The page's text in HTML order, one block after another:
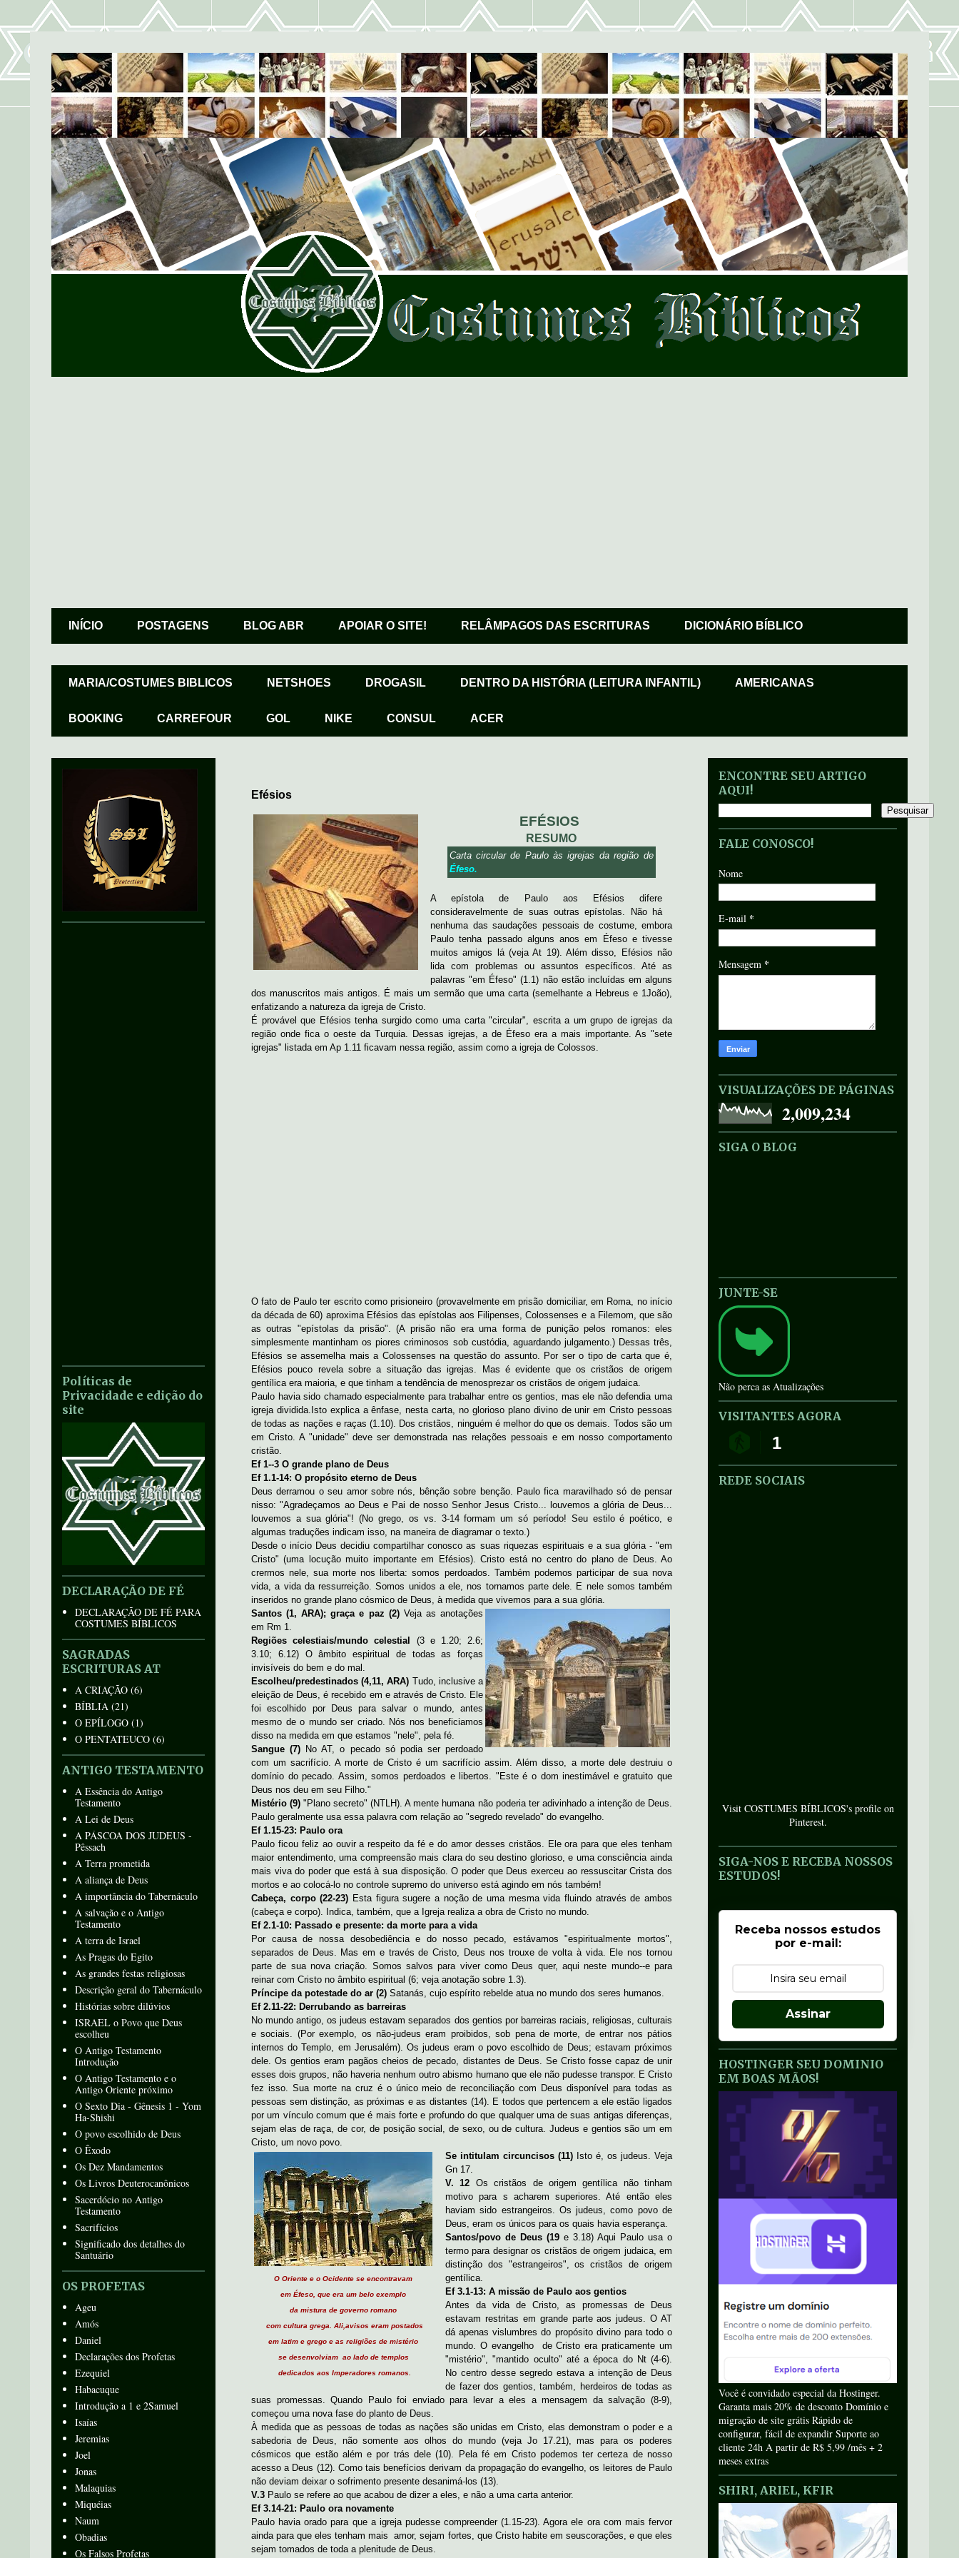
INÍCIO POSTAGENS BLOG ABR APOIAR O SITE! RELÂMPAGOS DAS ESCRITURAS DICIONÁRIO BÍBLICO
MARIA/COSTUMES BIBLICOS NETSHOES DROGASIL DENTRO DA HISTÓRIA (LEITURA INFANTIL) AMERICANAS
BOOKING CARREFOUR GOL NIKE CONSUL ACER
Efésios
EFÉSIOS
RESUMO
Carta circular de Paulo às igrejas da região de
Éfeso.
A epístola de Paulo aos Efésios difere
consideravelmente de suas outras epístolas. Não há
nenhuma das saudações pessoais de costume, embora
Paulo tenha passado alguns anos em Éfeso e tivesse
muitos amigos lá (veja At 19). Além disso, Efésios não
lida com problemas ou assuntos específicos. Até as
palavras "em Éfeso" (1.1) não estão incluídas em alguns
dos manuscritos mais antigos. É mais um sermão que uma carta (semelhante a Hebreus e 1João),
enfatizando a natureza da igreja de Cristo.
É provável que Efésios tenha surgido como uma carta "circular", escrita a um grupo de igrejas da
região onde fica o oeste da Turquia. Dessas igrejas, a de Éfeso era a mais importante. As "sete
igrejas" listada em Ap 1.11 ficavam nessa região, assim como a igreja de Colossos.
O fato de Paulo ter escrito como prisioneiro (provavelmente em prisão domiciliar, em Roma, no início
da década de 60) aproxima Efésios das epístolas aos Filipenses, Colossenses e a Filemom, que são
as outras "epístolas da prisão". (A prisão não era uma forma de punição pelos romanos: eles
simplesmente mantinham os piores criminosos sob custódia, aguardando julgamento.) Dessas três,
Efésios se assemelha mais a Colossenses na questão do assunto. Por ser o tipo de carta que é,
Efésios pouco revela sobre a situação das igrejas. Mas é evidente que os cristãos de origem
gentílica era maioria, e que tinham a tendência de menosprezar os cristãos de origem judaica.
Paulo havia sido chamado especialmente para trabalhar entre os gentios, mas ele não defendia uma
igreja dividida.Isto explica a ênfase, nesta carta, no glorioso plano divino de unir em Cristo pessoas
de todas as nações e raças (1.10). Dos cristãos, ninguém é melhor do que os demais. Todos são um
em Cristo. A "unidade" deve ser demonstrada nas relações pessoais e em nosso comportamento
cristão.
Ef 1--3 O grande plano de Deus
Ef 1.1-14: O propósito eterno de Deus
Deus derramou o seu amor sobre nós, bênção sobre benção. Paulo fica maravilhado só de pensar
nisso: "Agradeçamos ao Deus e Pai de nosso Senhor Jesus Cristo... louvemos a glória de Deus...
louvemos a sua glória"! (No grego, os vs. 3-14 formam um só período! Seu estilo é poético, e
algumas traduções indicam isso, na maneira de diagramar o texto.)
Desde o início Deus decidiu compartilhar conosco as suas riquezas espirituais e a sua glória - "em
Cristo" (uma locução muito importante em Efésios). Cristo está no centro do plano de Deus. Ao
crermos nele, sua morte nos liberta: somos perdoados. Também podemos participar de sua nova
vida, a vida da ressurreição. Somos unidos a ele, nos tornamos parte dele. E nele somos também
inseridos no grande plano cósmico de Deus, à medida que vivemos para a sua glória.
Santos (1, ARA); graça e paz (2)Veja as anotações
em Rm 1.
Regiões celestiais/mundo celestial
(3 e 1.20; 2.6;
3.10; 6.12) O âmbito espiritual de todas as forças
invisíveis do bem e do mal.
Escolheu/predestinados (4,11, ARA) Tudo, inclusive a
eleição de Deus, é recebido em e através de Cristo. Ele
foi escolhido por Deus para salvar o mundo, antes
mesmo de o mundo ser criado. Nós nos beneficiamos
disso na medida em que estamos "nele", pela fé.
Sangue (7) No AT, o pecado só podia ser perdoado
com um sacrifício. A morte de Cristo é um sacrifício assim. Além disso, a morte dele destruiu o
domínio do pecado. Assim, somos perdoados e libertos. "Este é o dom inestimável e gratuito que
Deus nos deu em seu Filho."
Mistério (9)"Plano secreto" (NTLH). A mente humana não poderia ter adivinhado a intenção de Deus.
Paulo geralmente usa essa palavra com relação ao "segredo revelado" do evangelho.
Ef 1.15-23: Paulo ora
Paulo ficou feliz ao ouvir a respeito da fé e do amor desses cristãos. Ele ora para que eles tenham
maior entendimento, uma compreensão mais clara do seu destino glorioso, e uma consciência ainda
mais viva do poder que está à sua disposição. O poder que Deus exerceu ao ressuscitar Crista dos
mortos e ao colocá-lo no controle supremo do universo está agindo em nós também!
Cabeça, corpo (22-23) Esta figura sugere a noção de uma mesma vida fluindo através de ambos
(cabeça e corpo). Indica, também, que a Igreja realiza a obra de Cristo no mundo.
Ef 2.1-10: Passado e presente: da morte para a vida
Por causa de nossa desobediência e do nosso pecado, estávamos "espiritualmente mortos",
separados de Deus. Mas em e través de Cristo, Deus nos trouxe de volta à vida. Ele nos tornou
parte de sua nova criação. Somos salvos para viver como Deus quer, aqui neste mundo--e para
reinar com Cristo no âmbito espiritual (6; veja anotação sobre 1.3).
Príncipe da potestade do ar (2) Satanás, cujo espírito rebelde atua no mundo dos seres humanos.
Ef 2.11-22: Derrubando as barreiras
No mundo antigo, os judeus estavam separados dos gentios por barreiras raciais, religiosas, culturais
e sociais. (Por exemplo, os não-judeus eram proibidos, sob pena de morte, de entrar nos pátios
internos do Templo, em Jerusalém). Os judeus eram o povo escolhido de Deus; estavam próximos
dele. Os gentios eram pagãos cheios de pecado, distantes de Deus. Se Cristo fosse capaz de unir
esses dois grupos, não haveria nenhum outro abismo humano que ele não pudesse transpor. E Cristo
fez isso. Sua morte na cruz é o único meio de reconciliação com Deus disponível para todas as
pessoas sem distinção, as próximas e as distantes (14). E todos que pertencem a ele estão ligados
por um vínculo comum que é mais forte e profundo do que qualquer uma de suas antigas diferenças,
sejam elas de raça, de cor, de posição social, de sexo, ou de cultura. Judeus e gentios são um em
Cristo, um novo povo.
O Oriente e o Ocidente se encontravam
em Éfeso, que era um belo exemplo
da mistura de governo romano
com cultura grega. Ali, avisos eram postados
em latim e grego e as religiões de mistério
se desenvolviam ao lado de templos
dedicados aos Imperadores romanos.
Se intitulam circuncisos (11) Isto é, os judeus. Veja
Gn 17.
V. 12 Os cristãos de origem gentílica não tinham
motivo para s acharem superiores. Até então eles
haviam sido estrangeiros. Os judeus, como povo de
Deus, eram os únicos para os quais havia esperança.
Santos/povo de Deus (19 e 3.18) Aqui Paulo usa o
termo para designar os cristãos de origem judaica, em
distinção dos "estrangeiros", os cristãos de origem
gentílica.
Ef 3.1-13: A missão de Paulo aos gentios
Antes da vida de Cristo, as promessas de Deus
estavam restritas em grande parte aos judeus. O AT
dá apenas vislumbres do propósito divino para todo o
mundo. O evangelho de Cristo era praticamente um
"mistério", "mantido oculto" até a época do Nt (4-6).
No centro desse segredo estava a intenção de Deus
de fazer dos gentios, também, herdeiros de todas as
suas promessas. Quando Paulo foi enviado para levar a eles a mensagem da salvação (8-9),
começou uma nova fase do planto de Deus.
À medida que as pessoas de todas as nações são unidas em Cristo, elas demonstram o poder e a
sabedoria de Deus, não somente aos olhos do mundo (veja Jo 17.21), mas para os poderes
cósmicos que estão além e por trás dele (10). Pela fé em Cristo podemos ter certeza de nosso
acesso a Deus (12). Como tais benefícios derivam da propagação do evangelho, os leitores de Paulo
não deviam deixar o sofrimento presente desanimá-los (13).
V.3 Paulo se refere ao que acabou de dizer a eles, e não a uma carta anterior.
Ef 3.14-21: Paulo ora novamente
Paulo havia orado para que a igreja pudesse compreender (1.15-23). Agora ele ora com mais fervor
ainda para que eles tenham mais amor, sejam fortes, que Cristo habite em seuscorações, e que eles
sejam tomados de toda a plenitude de Deus.
Políticas de
Privacidade e edição do
site
DECLARAÇÃO DE FÉ
DECLARAÇÃO DE FÉ PARA
COSTUMES BÍBLICOS
SAGRADAS
ESCRITURAS AT
A CRIAÇÃO (6)
BÍBLIA (21)
O EPÍLOGO (1)
O PENTATEUCO (6)
ANTIGO TESTAMENTO
A Essência do Antigo
Testamento
A Lei de Deus
A PÁSCOA DOS JUDEUS -
Pêssach
A Terra prometida
A aliança de Deus
A importância do Tabernáculo
A salvação e o Antigo
Testamento
A terra de Israel
As Pragas do Egito
As grandes festas religiosas
Descrição geral do Tabernáculo
Histórias sobre dilúvios
ISRAEL o Povo que Deus
escolheu
O Antigo Testamento
Introdução
O Antigo Testamento e o
Antigo Oriente próximo
O Sexto Dia - Gênesis 1 - Yom
Ha-Shishi
O povo escolhido de Deus
O Êxodo
Os Dez Mandamentos
Os Livros Deuterocanônicos
Sacerdócio no Antigo
Testamento
Sacrifícios
Significado dos detalhes do
Santuário
OS PROFETAS
Ageu
Amós
Daniel
Declarações dos Profetas
Ezequiel
Habacuque
Introdução a 1 e 2Samuel
Isaías
Jeremias
Joel
Jonas
Malaquias
Miquéias
Naum
Obadias
Os Falsos Profetas
ENCONTRE SEU ARTIGO
AQUI!
FALE CONOSCO!
Nome
E-mail *
Mensagem *
VISUALIZAÇÕES DE PÁGINAS
2,009,234
SIGA O BLOG
JUNTE-SE
Não perca as Atualizações
VISITANTES AGORA
1
REDE SOCIAIS
Visit COSTUMES BÍBLICOS's profile on
Pinterest.
SIGA-NOS E RECEBA NOSSOS
ESTUDOS!
Receba nossos estudos
por e-mail:
Assinar
HOSTINGER SEU DOMINIO
EM BOAS MÃOS!
Você é convidado especial da Hostinger.
Garanta mais 20% de desconto Domínio e
migração de site grátis Rápido de
configurar, fácil de expandir Suporte ao
cliente 24h A partir de R$ 5,99 /mês + 2
meses extras
SHIRI, ARIEL, KFIR